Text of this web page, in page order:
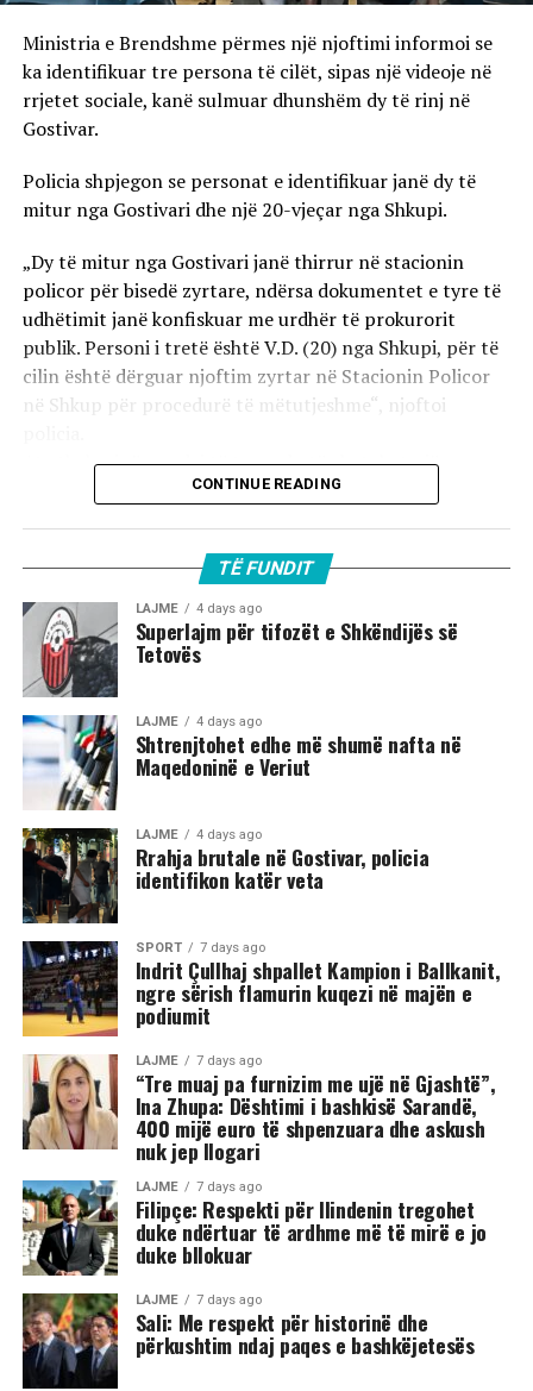
Ministria e Brendshme përmes një njoftimi informoi se
ka identifikuar tre persona të cilët, sipas një videoje në
rrjetet sociale, kanë sulmuar dhunshëm dy të rinj në
Gostivar.
Policia shpjegon se personat e identifikuar janë dy të
mitur nga Gostivari dhe një 20-vjeçar nga Shkupi.
„Dy të mitur nga Gostivari janë thirrur në stacionin
policor për bisedë zyrtare, ndërsa dokumentet e tyre të
udhëtimit janë konfiskuar me urdhër të prokurorit
publik. Personi i tretë është V.D. (20) nga Shkupi, për të
cilin është dërguar njoftim zyrtar në Stacionin Policor
në Shkup për procedurë të mëtutjeshme“, njoftoi
Ata theksojnë se ndaj të treve do të zbatohet një
procedurë e përshpejtuar para gjykatës sapo të
autoriteteve, sulmi ka ndodhur në orët e para të
mëngjesit të 2 gushtit në rrugën „Borçe Jovanoski“, ku
dy të rinj janë goditur me mjete dhe shkopinj druri.
Në rrjetet sociale u shfaq një video-incizim shqetësues
nga Gostivari, në të cilin shfaqet një përleshje e ashpër
fizike mes një grupi më të madh të rinjsh.
Sipas informacioneve të publikuara, gjatë rrahjes, njëri
nga djemtë është goditur në pjesën e kokës, pas së cilës
ka rënë në tokë dhe ka mbetur i palëvizshëm.
Përkundër faktit se po shtrihej në rrugë, në incizim
shihet se sulmi ka vazhduar me goditje të shumta ndaj
trupit të tij, gjë që ka shkaktuar reagime dhe dënime të
ashpra në rrjetet sociale.(INA)
CONTINUE READING
TË FUNDIT
LAJME 4 days ago
Superlajm për tifozët e Shkëndijës së
Tetovës
LAJME 4 days ago
Shtrenjtohet edhe më shumë nafta në
Maqedoninë e Veriut
LAJME 4 days ago
Rrahja brutale në Gostivar, policia
identifikon katër veta
SPORT 7 days ago
Indrit Çullhaj shpallet Kampion i Ballkanit,
ngre sërish flamurin kuqezi në majën e
podiumit
LAJME 7 days ago
“Tre muaj pa furnizim me ujë në Gjashtë”,
Ina Zhupa: Dështimi i bashkisë Sarandë,
400 mijë euro të shpenzuara dhe askush
nuk jep llogari
LAJME 7 days ago
Filipçe: Respekti për Ilindenin tregohet
duke ndërtuar të ardhme më të mirë e jo
duke bllokuar
LAJME 7 days ago
Sali: Me respekt për historinë dhe
përkushtim ndaj paqes e bashkëjetesës